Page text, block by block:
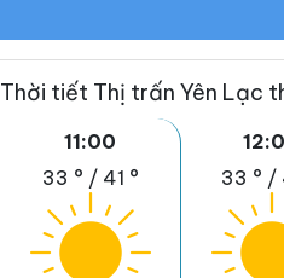
Thời tiết Thị trấn Yên Lạc
11:00
33 ° / 41 °
33 ° /